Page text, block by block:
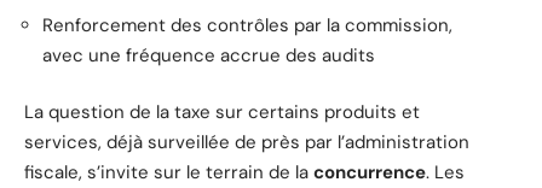
Renforcement des contrôles par la commission,
avec une fréquence accrue des audits
La question de la taxe sur certains produits et
services, déjà surveillée de près par l’administration
fiscale, s’invite sur le terrain de la concurrence. Les